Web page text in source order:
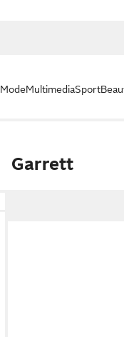
ModeMultimediaSport
Garrett